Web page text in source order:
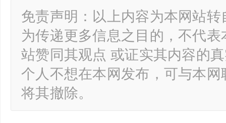
免责声明：以上内容为本网站
为传递更多信息之目的，不代
站赞同其观点 或证实其内容的
个人不想在本网发布，可与本
将其撤除。